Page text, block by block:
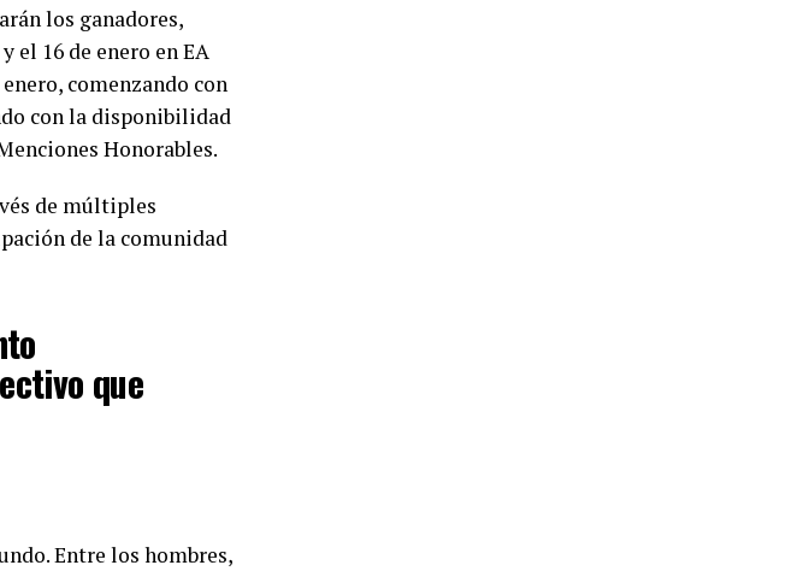
los ganadores,
el 16 de enero en EA
comenzando con
con la disponibilidad
Honorables.
de múltiples
de la comunidad
que
Entre los hombres,